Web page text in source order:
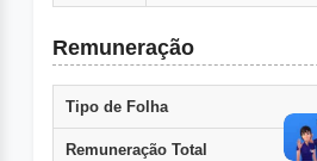
Remuneração
Tipo de Folha
Remuneração Total